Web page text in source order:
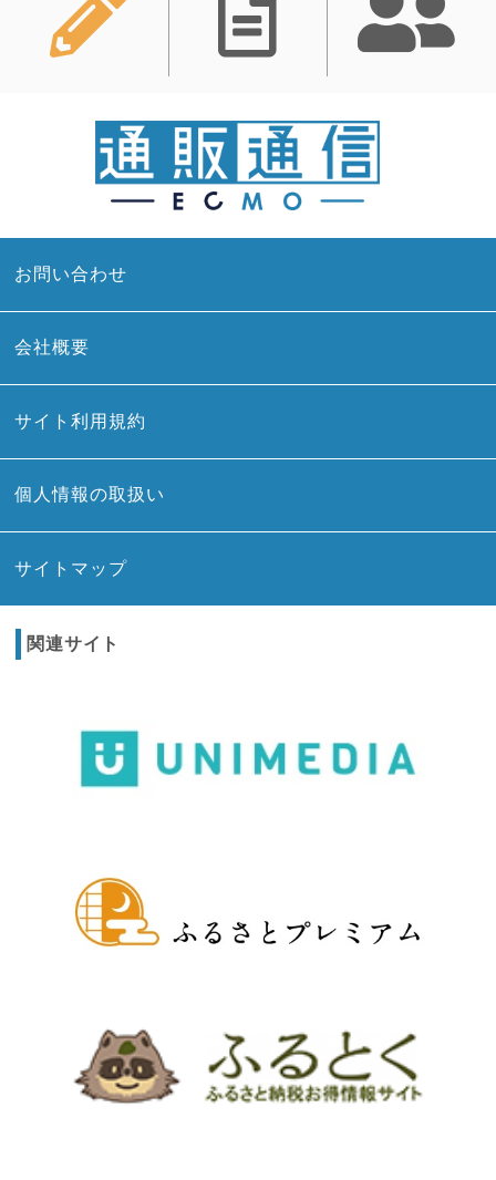
お問い合わせ
会社概要
サイト利用規約
個人情報の取扱い
サイトマップ
関連サイト